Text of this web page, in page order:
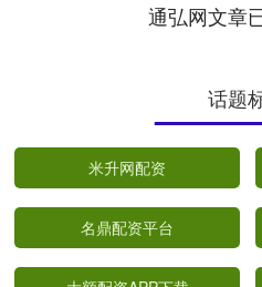
通弘网文章
话题
米升网配资
名鼎配资平台